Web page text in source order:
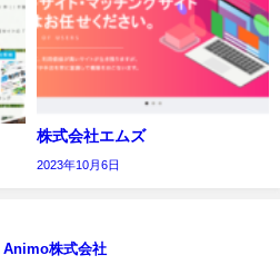
株式会社エムズ
2023年10月6日
Animo株式会社